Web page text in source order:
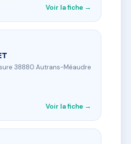
Voir la fiche →
sure 38880 Autrans-Méaudre
Voir la fiche →